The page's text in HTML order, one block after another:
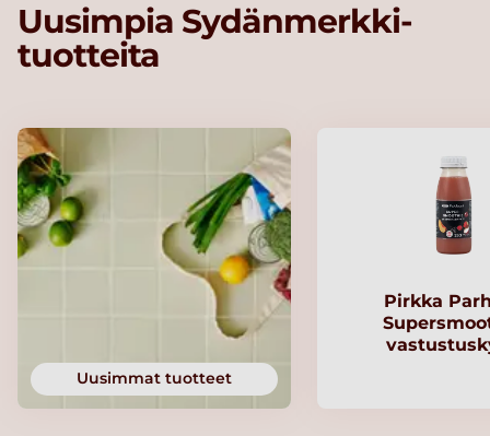
Uusimpia Sydänmerkki-
tuotteita
Uusimmat tuotteet
Pirkka